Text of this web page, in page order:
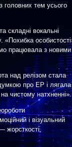
головних тем усього
складні вокальні
«Похибка
працювала з новими
над релізом стала
про EP і лягала
чистому натхненні».
і візуальний
жорсткості,